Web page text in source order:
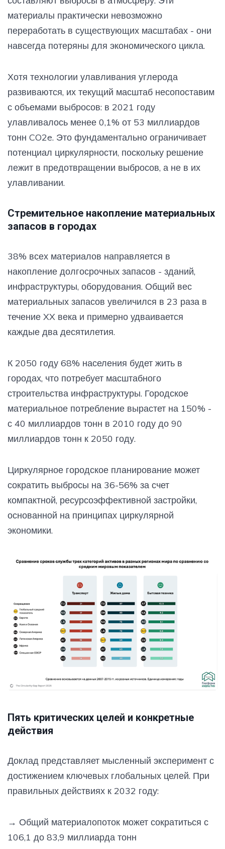
материалы практически невозможно
переработать в существующих масштабах - они
навсегда потеряны для экономического цикла.
Хотя технологии улавливания углерода
развиваются, их текущий масштаб несопоставим
с объемами выбросов: в 2021 году
улавливалось менее 0,1% от 53 миллиардов
тонн CO2e. Это фундаментально ограничивает
потенциал циркулярности, поскольку решение
лежит в предотвращении выбросов, а не в их
улавливании.
Стремительное накопление материальных
запасов в городах
38% всех материалов направляется в
накопление долгосрочных запасов - зданий,
инфраструктуры, оборудования. Общий вес
материальных запасов увеличился в 23 раза в
течение XX века и примерно удваивается
каждые два десятилетия.
К 2050 году 68% населения будет жить в
городах, что потребует масштабного
строительства инфраструктуры. Городское
материальное потребление вырастет на 150% -
с 40 миллиардов тонн в 2010 году до 90
миллиардов тонн к 2050 году.
Циркулярное городское планирование может
сократить выбросы на 36-56% за счет
компактной, ресурсоэффективной застройки,
основанной на принципах циркулярной
экономики.
Пять критических целей и конкретные
действия
Доклад представляет мысленный эксперимент с
достижением ключевых глобальных целей. При
правильных действиях к 2032 году:
→ Общий материалопоток может сократиться с
106,1 до 83,9 миллиарда тонн